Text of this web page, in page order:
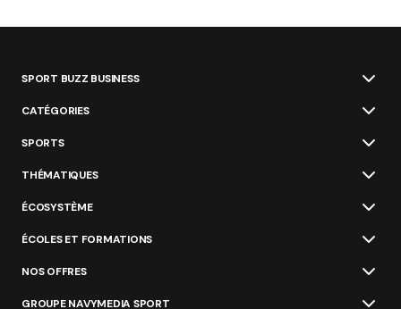
SPORT BUZZ BUSINESS
CATÉGORIES
SPORTS
THÉMATIQUES
ÉCOSYSTÈME
ÉCOLES ET FORMATIONS
NOS OFFRES
GROUPE NAVYMEDIA SPORT